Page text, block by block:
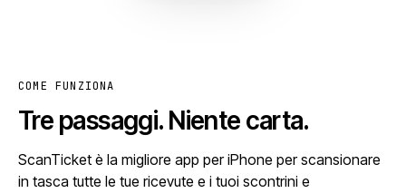
COME FUNZIONA
Tre passaggi. Niente carta.
ScanTicket è la migliore app per iPhone per scansionare
in tasca tutte le tue ricevute e i tuoi scontrini e